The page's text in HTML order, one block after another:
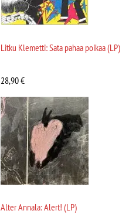
Litku Klemetti: Sata pahaa poikaa (LP)
28,90€
Alter Annala: Alert! (LP)